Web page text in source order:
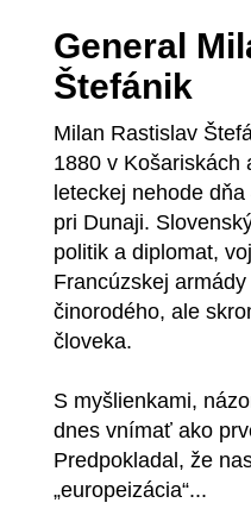
General
Štefánik
Milan Rastislav
1880 v Košariskách
leteckej nehode
pri Dunaji.
politik a diplomat,
Francúzskej
činorodého, ale
človeka.
S myšlienkami,
dnes vnímať ako
Predpokladal, že
„europeizácia“...